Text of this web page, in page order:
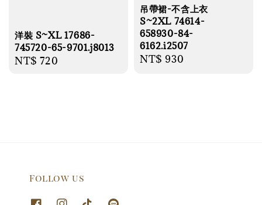
洋裝 S~XL 17686-
745720-65-9701.j8013
Regular
NT$ 720
吊帶裙-不含上衣
S~2XL 74614-
658930-84-
6162.i2507
Regular
NT$ 930
Follow us